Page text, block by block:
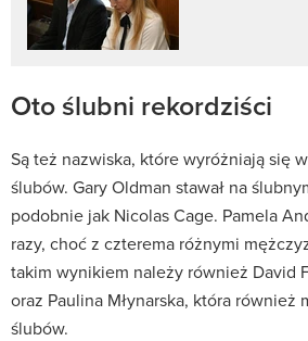
Oto ślubni rekordziści
Są też nazwiska, które wyróżniają się
ślubów. Gary Oldman stawał na
podobnie jak Nicolas Cage. Pamela
razy, choć z czterema różnymi
takim wynikiem należy również David
oraz Paulina Młynarska, która również
ślubów.